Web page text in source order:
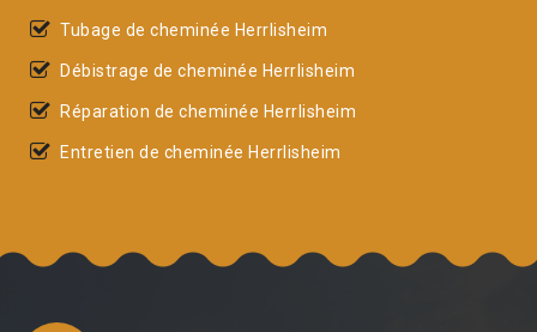
Tubage de cheminée Herrlisheim
Débistrage de cheminée Herrlisheim
Réparation de cheminée Herrlisheim
Entretien de cheminée Herrlisheim